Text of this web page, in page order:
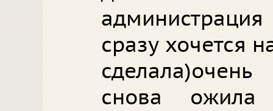
сразу хочется
снова